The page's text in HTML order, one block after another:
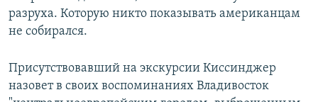
разруха. Которую никто показывать американцам
не собирался.
Присутствовавший на экскурсии Киссинджер
назовет в своих воспоминаниях Владивосток